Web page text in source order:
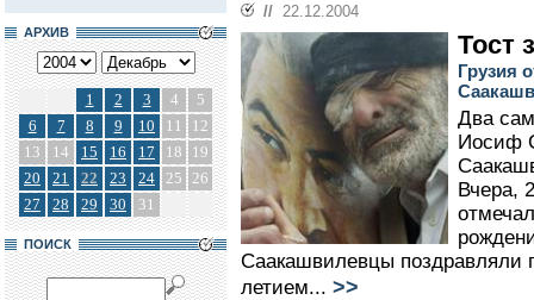
АРХИВ
1 2 3 4
5
6
7 8 9 10 11
12
13
14 15 16 17 18
19
20
21 22 23 24 25 26
27
28 29 30 31
ПОИСК
// 22.12.2004
Тост
Грузия
Два
Иосиф
Вчера,
Саакашвилевцы поздравляли
летием... >>